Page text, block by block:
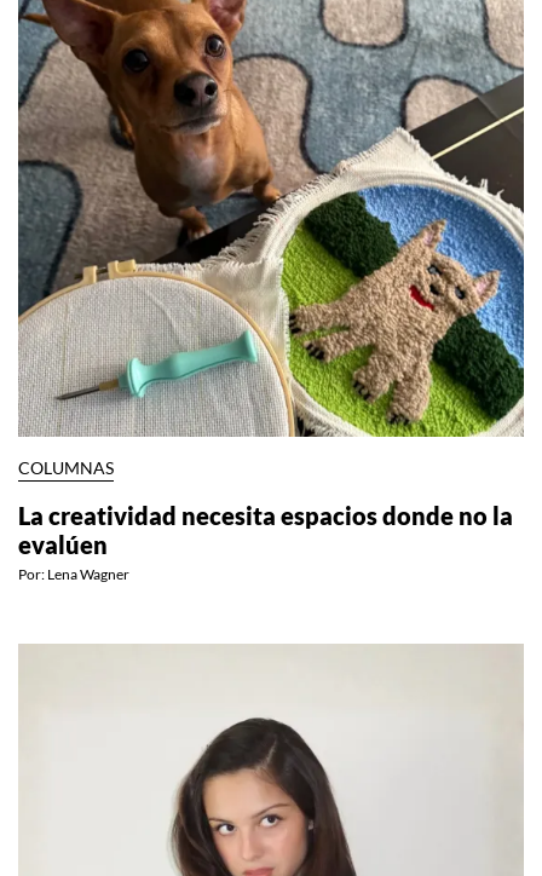
COLUMNAS
La creatividad necesita espacios donde no la
evalúen
Por: Lena Wagner